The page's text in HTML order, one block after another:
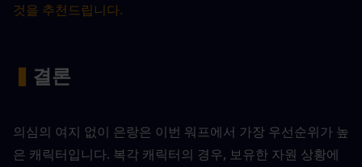
것을 추천드립니다.
▍ 결론
의심의 여지 없이 은랑은 이번 워프에서 가장 우선순위가 높
은 캐릭터입니다. 복각 캐릭터의 경우, 보유한 자원 상황에